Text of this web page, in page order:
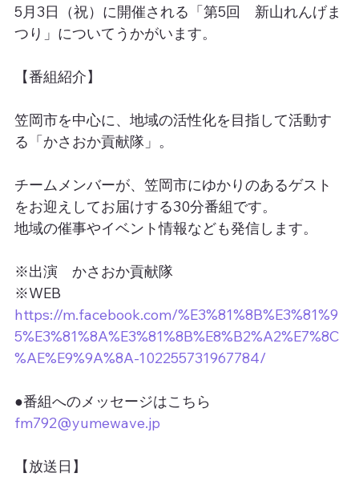
5月3日（祝）に開催される「第5回　新山れんげま
つり」についてうかがいます。
【番組紹介】
笠岡市を中心に、地域の活性化を目指して活動す
る「かさおか貢献隊」。
チームメンバーが、笠岡市にゆかりのあるゲスト
をお迎えしてお届けする30分番組です。
地域の催事やイベント情報なども発信します。
※出演　かさおか貢献隊
※WEB
https://m.facebook.com/%E3%81%8B%E3%81%9
5%E3%81%8A%E3%81%8B%E8%B2%A2%E7%8C
%AE%E9%9A%8A-102255731967784/
●番組へのメッセージはこちら
fm792@yumewave.jp
【放送日】